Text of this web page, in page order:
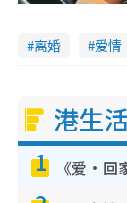
离婚 爱情
港生
1